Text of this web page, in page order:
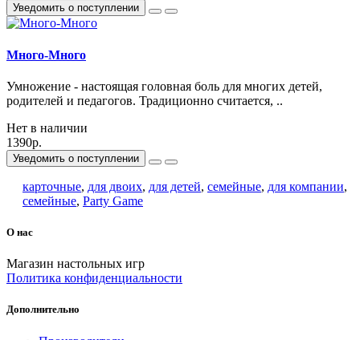
Уведомить о поступлении
Много-Много
Умножение - настоящая головная боль для многих детей,
родителей и педагогов. Традиционно считается, ..
Нет в наличии
1390р.
Уведомить о поступлении
карточные, для двоих, для детей, семейные, для компании,
семейные, Party Game
О нас
Магазин настольных игр
Политика конфиденциальности
Дополнительно